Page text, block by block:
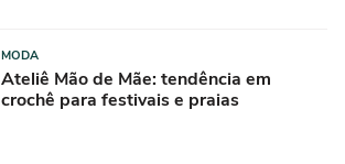
MODA
Ateliê Mão de Mãe: tendência em
crochê para festivais e praias